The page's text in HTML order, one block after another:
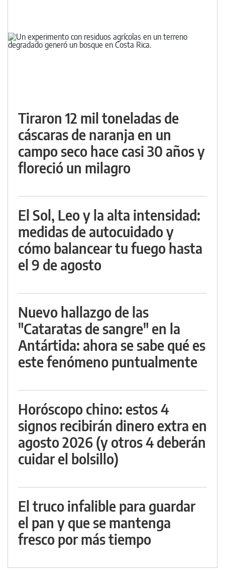
Tiraron 12 mil toneladas de
cáscaras de naranja en un
campo seco hace casi 30 años y
floreció un milagro
El Sol, Leo y la alta intensidad:
medidas de autocuidado y
cómo balancear tu fuego hasta
el 9 de agosto
Nuevo hallazgo de las
"Cataratas de sangre" en la
Antártida: ahora se sabe qué es
este fenómeno puntualmente
Horóscopo chino: estos 4
signos recibirán dinero extra en
agosto 2026 (y otros 4 deberán
cuidar el bolsillo)
El truco infalible para guardar
el pan y que se mantenga
fresco por más tiempo